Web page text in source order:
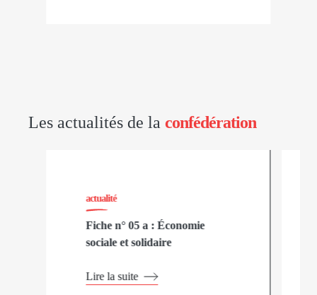
Les actualités de la confédération
actualité
Fiche n° 05 a : Économie
sociale et solidaire
Lire la suite